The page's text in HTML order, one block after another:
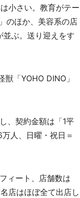
小さい。教育がテー
のほか、美容系の店
ぶ。送り迎えをす
「YOHO DINO」
、契約金額は「1平
人、日曜・祝日＝
ィート、店舗数は
店はほぼ全て出店し